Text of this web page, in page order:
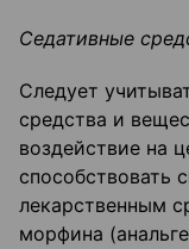
Седативные
Следует
средства и
воздействие на
способствовать
лекарственным
морфина